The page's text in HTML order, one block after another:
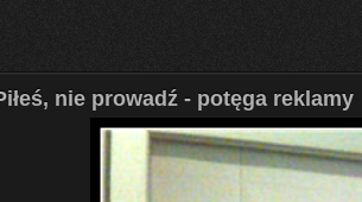
nie prowadź - potęga reklamy